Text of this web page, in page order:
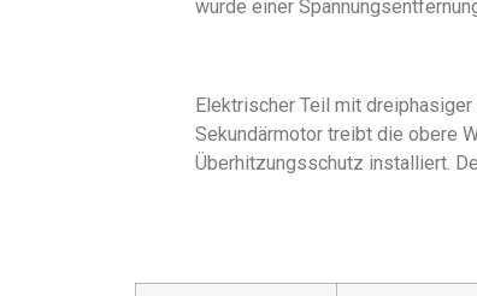
wurde einer
Elektrischer Teil mit
Sekundärmotor treibt die obere
Überhitzungsschutz installiert.